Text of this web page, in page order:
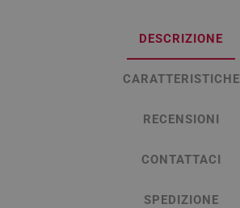
DESCRIZIONE
CARATTERISTICHE
RECENSIONI
CONTATTACI
SPEDIZIONE